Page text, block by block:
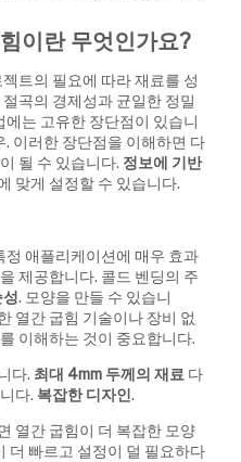
이란 무엇인가요?
젝트의 필요에 따라 재료를 성
곡의 경제성과 균일한 정밀
에는 고유한 장단점이 있습니
. 이러한 장단점을 이해하면 다
될 수 있습니다. 정보에 기반
맞게 설정할 수 있습니다.
정 애플리케이션에 매우 효과
제공합니다. 콜드 벤딩의 주
. 모양을 만들 수 있습니
열간 굽힘 기술이나 장비 없
이해하는 것이 중요합니다.
다. 최대 4mm 두께의 재료다
다. 복잡한 디자인.
열간 굽힘이 더 복잡한 모양
더 빠르고 설정이 덜 필요하다